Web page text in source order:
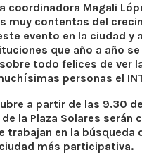
coordinadora Magali
muy contentas del
evento en la ciudad y
que año a año se
todo felices de ver
personas el
a partir de las 9.30
la Plaza Solares serán
trabajan en la búsqueda
más participativa.